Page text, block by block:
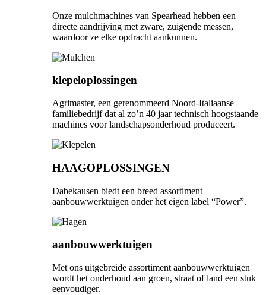
Onze mulchmachines van Spearhead hebben een
directe aandrijving met zware, zuigende messen,
waardoor ze elke opdracht aankunnen.
klepeloplossingen
Agrimaster, een gerenommeerd Noord-Italiaanse
familiebedrijf dat al zo’n 40 jaar technisch hoogstaande
machines voor landschapsonderhoud produceert.
HAAGOPLOSSINGEN
Dabekausen biedt een breed assortiment
aanbouwwerktuigen onder het eigen label “Power”.
aanbouwwerktuigen
Met ons uitgebreide assortiment aanbouwwerktuigen
wordt het onderhoud aan groen, straat of land een stuk
eenvoudiger.